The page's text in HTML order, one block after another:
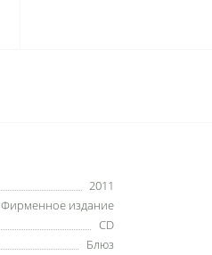
2011
Фирменное издание
CD
Блюз